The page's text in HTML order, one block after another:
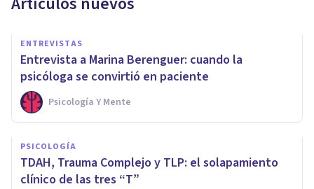
ENTREVISTAS
Entrevista a Marina Berenguer: cuando la
psicóloga se convirtió en paciente
Psicología Y Mente
PSICOLOGÍA
TDAH, Trauma Complejo y TLP: el solapamiento
clínico de las tres “T”